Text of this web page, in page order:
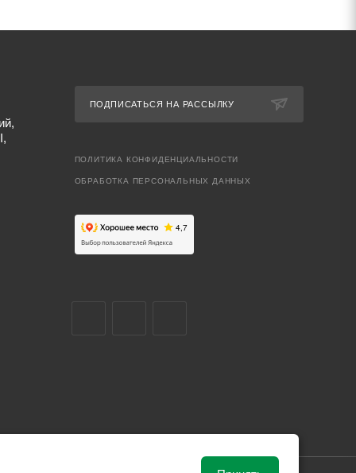
ПОДПИСАТЬСЯ НА РАССЫЛКУ
ПОЛИТИКА КОНФИДЕНЦИАЛЬНОСТИ
ОБРАБОТКА ПЕРСОНАЛЬНЫХ ДАННЫХ